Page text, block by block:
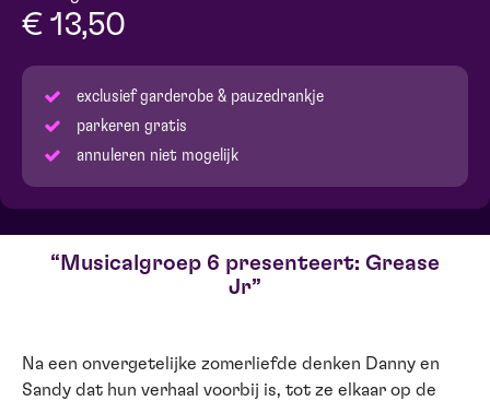
€ 13,50
exclusief garderobe & pauzedrankje
parkeren gratis
annuleren niet mogelijk
Musicalgroep 6 presenteert: Grease
Jr
Na een onvergetelijke zomerliefde denken Danny en
Sandy dat hun verhaal voorbij is, tot ze elkaar op de